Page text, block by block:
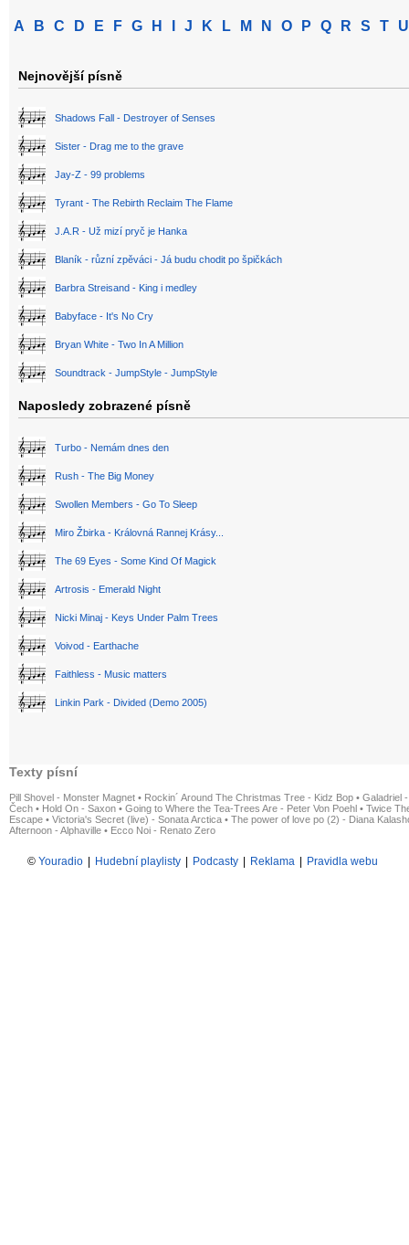
A B C D E F G H J K L M N O P Q R S T U
Nejnovější písně
Shadows Fall - Destroyer of Senses
Sister - Drag me to the grave
Jay-Z - 99 problems
Tyrant - The Rebirth Reclaim The Flame
J.A.R - Už mizí pryč je Hanka
Blaník - různí zpěváci - Já budu chodit po špičkách
Barbra Streisand - King i medley
Babyface - It's No Cry
Bryan White - Two In A Million
Soundtrack - JumpStyle - JumpStyle
Naposledy zobrazené písně
Turbo - Nemám dnes den
Rush - The Big Money
Swollen Members - Go To Sleep
Miro Žbirka - Královná Rannej Krásy...
The 69 Eyes - Some Kind Of Magick
Artrosis - Emerald Night
Nicki Minaj - Keys Under Palm Trees
Voivod - Earthache
Faithless - Music matters
Linkin Park - Divided (Demo 2005)
Texty písní
Pill Shovel - Monster Magnet • Rockin´ Around The Christmas Tree - Kidz Bop • Galadriel
Čech • Hold On - Saxon • Going to Where the Tea-Trees Are - Peter Von Poehl • Twice
Escape • Victoria's Secret (live) - Sonata Arctica • The power of love po (2) - Diana
Afternoon - Alphaville • Ecco Noi - Renato Zero
© Youradio Hudební playlisty Podcasty Reklama Pravidla webu